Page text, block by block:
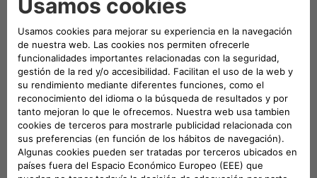
El Fiat Grande Panda gana el "Red Dot Award" 2025
El Fiat Grande Panda gana el prestigioso premio Red Dot
Award 2025 en la categoría "Diseño de producto",
celebrando su distintivo e innovador diseño interior y
exterior.
LEER EL ARTÍCULO